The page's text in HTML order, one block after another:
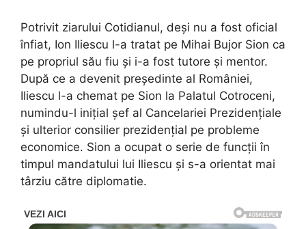
Potrivit ziarului Cotidianul, deși nu a fost oficial
înfiat, Ion Iliescu l-a tratat pe Mihai Bujor Sion ca
pe propriul său fiu și i-a fost tutore și mentor.
După ce a devenit președinte al României,
Iliescu l-a chemat pe Sion la Palatul Cotroceni,
numindu-l inițial șef al Cancelariei Prezidențiale
și ulterior consilier prezidențial pe probleme
economice. Sion a ocupat o serie de funcții în
timpul mandatului lui Iliescu și s-a orientat mai
târziu către diplomatie.